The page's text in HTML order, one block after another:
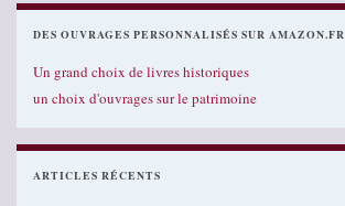
DES OUVRAGES PERSONNALISÉS SUR AMAZON.FR
Un grand choix de livres historiques
un choix d'ouvrages sur le patrimoine
ARTICLES RÉCENTS